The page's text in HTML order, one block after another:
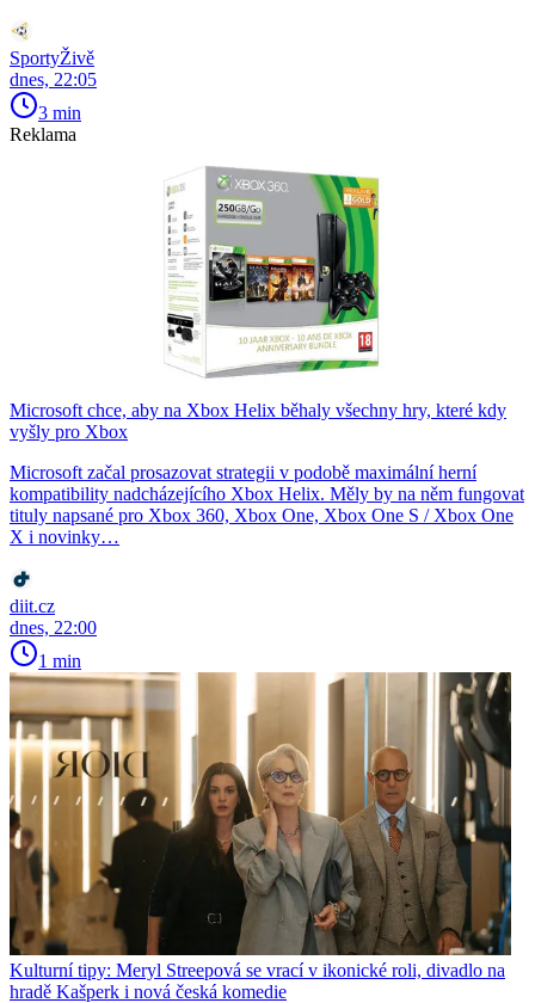
SportyŽivě
dnes, 22:05
3 min
Reklama
Microsoft chce, aby na Xbox Helix běhaly všechny hry, které kdy
vyšly pro Xbox
Microsoft začal prosazovat strategii v podobě maximální herní
kompatibility nadcházejícího Xbox Helix. Měly by na něm fungovat
tituly napsané pro Xbox 360, Xbox One, Xbox One S / Xbox One
X i novinky…
diit.cz
dnes, 22:00
1 min
Kulturní tipy: Meryl Streepová se vrací v ikonické roli, divadlo na
hradě Kašperk i nová česká komedie